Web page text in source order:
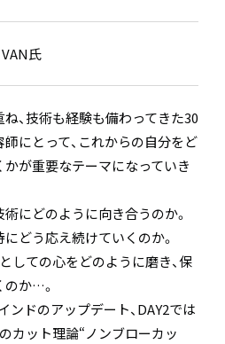
氏
、技術も経験も備わってきた30
にとって、これからの自分をど
かが重要なテーマになっていき
にどのように向き合うのか。
どう応え続けていくのか。
しての心をどのように磨き、保
のか…。
ンドのアップデート、DAY2では
カット理論“ノンブローカッ